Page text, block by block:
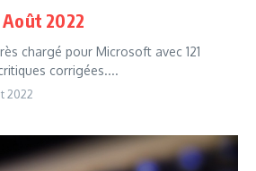
Août 2022
chargé pour Microsoft avec 121
corrigées....
2022